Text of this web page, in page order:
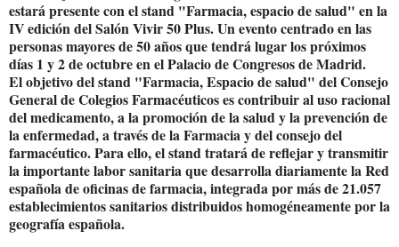
estará presente con el stand "Farmacia, espacio de salud" en la
IV edición del Salón Vivir 50 Plus. Un evento centrado en las
personas mayores de 50 años que tendrá lugar los próximos
días 1 y 2 de octubre en el Palacio de Congresos de Madrid.
El objetivo del stand "Farmacia, Espacio de salud" del Consejo
General de Colegios Farmacéuticos es contribuir al uso racional
del medicamento, a la promoción de la salud y la prevención de
la enfermedad, a través de la Farmacia y del consejo del
farmacéutico. Para ello, el stand tratará de reflejar y transmitir
la importante labor sanitaria que desarrolla diariamente la Red
española de oficinas de farmacia, integrada por más de 21.057
establecimientos sanitarios distribuidos homogéneamente por la
geografía española.